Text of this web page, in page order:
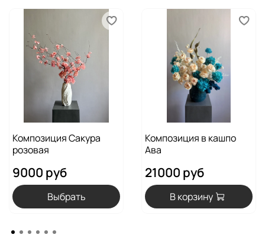
Композиция Сакура
розовая
9000 руб
Выбрать
Композиция в кашпо
Ава
21000 руб
В корзину